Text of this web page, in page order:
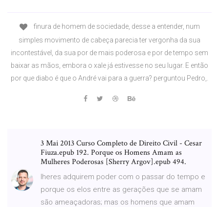
finura de homem de sociedade, desse a entender, num
simples movimento de cabeça parecia ter vergonha da sua
incontestável, da sua por de mais poderosa e por de tempo sem
baixar as mãos, embora o xale já estivesse no seu lugar. E então
por que diabo é que o André vai para a guerra? perguntou Pedro,.
3 Mai 2013 Curso Completo de Direito Civil - Cesar
Fiuza.epub 192. Porque os Homens Amam as
Mulheres Poderosas [Sherry Argov].epub 494.
lheres adquirem poder com o passar do tempo e
porque os elos entre as gerações que se amam
são ameaçadoras; mas os homens que amam